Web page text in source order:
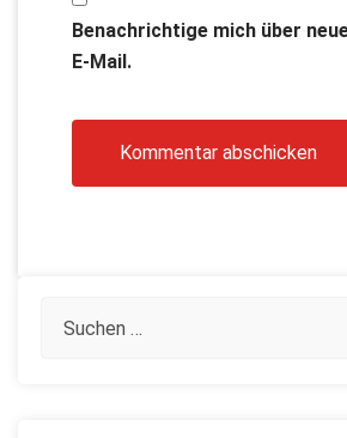
Benachrichtige mich über
E-Mail.